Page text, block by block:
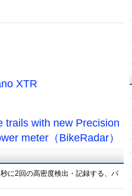
XTR
with new Precision
meter（BikeRadar）
に2回の高密度検出・記録する、パ